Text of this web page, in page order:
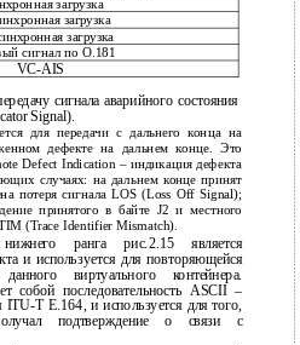
загрузка
загрузка
загрузка
сигнал по О.181
VC-AIS
сигнала аварийного состояния
Signal).
для передачи с дальнего конца на
дефекте на дальнем конце. Это
Defect Indication – индикация дефекта
случаях: на дальнем конце принят
потеря сигнала LOS (Loss Off Signal);
принятого в байте J2 и местного
(Trace Identifier Mismatch).
ранга рис.2.15 является
и используется для повторяющейся
виртуального контейнера.
собой последовательность ASCII –
T E.164, и используется для того,
подтверждение о связи с